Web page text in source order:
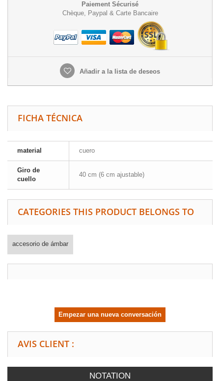
Paiement Sécurisé
Chèque, Paypal & Carte Bancaire
Añadir a la lista de deseos
FICHA TÉCNICA
material cuero
Giro de
cuello
40 cm (6 cm ajustable)
CATEGORIES THIS PRODUCT BELONGS TO
accesorio de ámbar
Empezar una nueva conversación
AVIS CLIENT :
NOTATION